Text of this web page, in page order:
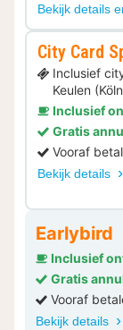
Bekijk details
City Card
Inclusief
Keulen
Inclusief
Gratis
Vooraf
Bekijk details
Earlybird
Inclusief
Gratis
Vooraf
Bekijk details